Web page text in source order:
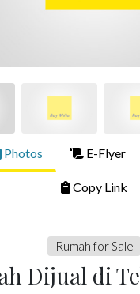
Photos E-Flyer
Copy Link
Rumah for Sale
Dijual di